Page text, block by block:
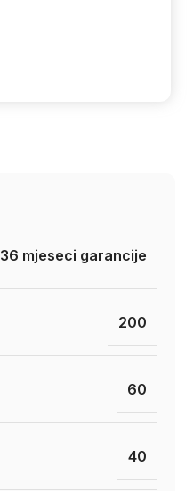
36 mjeseci garancije
200
60
40